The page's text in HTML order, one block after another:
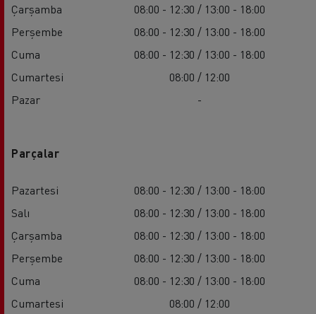
Çarşamba
08:00 - 12:30 / 13:00 - 18:00
Perşembe
08:00 - 12:30 / 13:00 - 18:00
Cuma
08:00 - 12:30 / 13:00 - 18:00
Cumartesi
08:00 / 12:00
Pazar
-
Parçalar
Pazartesi
08:00 - 12:30 / 13:00 - 18:00
Salı
08:00 - 12:30 / 13:00 - 18:00
Çarşamba
08:00 - 12:30 / 13:00 - 18:00
Perşembe
08:00 - 12:30 / 13:00 - 18:00
Cuma
08:00 - 12:30 / 13:00 - 18:00
Cumartesi
08:00 / 12:00